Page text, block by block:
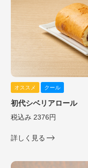
オススメ クール
初代シベリアロール
税込み 2376円
詳しく見る